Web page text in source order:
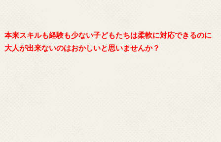
本来スキルも経験も少ない子どもたちは柔軟に対応できるのに
大人が出来ないのはおかしいと思いませんか？